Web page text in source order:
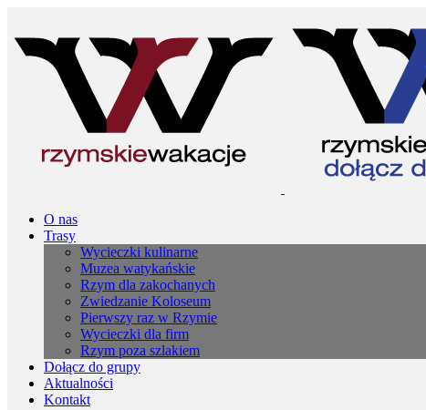
O nas
Trasy
Wycieczki kulinarne
Muzea watykańskie
Rzym dla zakochanych
Zwiedzanie Koloseum
Pierwszy raz w Rzymie
Wycieczki dla firm
Rzym poza szlakiem
Dołącz do grupy
Aktualności
Kontakt